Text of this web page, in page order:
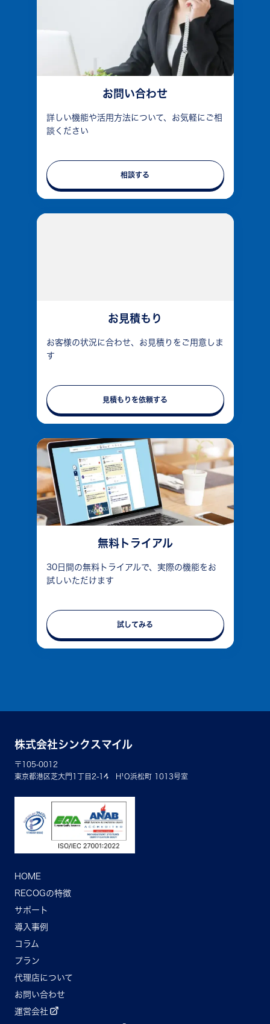
お問い合わせ
詳しい機能や活用方法について、お気軽にご相
談ください
相談する
お見積もり
お客様の状況に合わせ、お見積りをご用意しま
す
見積もりを依頼する
無料トライアル
30日間の無料トライアルで、実際の機能をお
試しいただけます
試してみる
株式会社シンクスマイル
〒105-0012
東京都港区芝大門1丁目2-14 H¹O浜松町 1013号室
HOME
RECOGの特徴
サポート
導入事例
コラム
プラン
代理店について
お問い合わせ
運営会社